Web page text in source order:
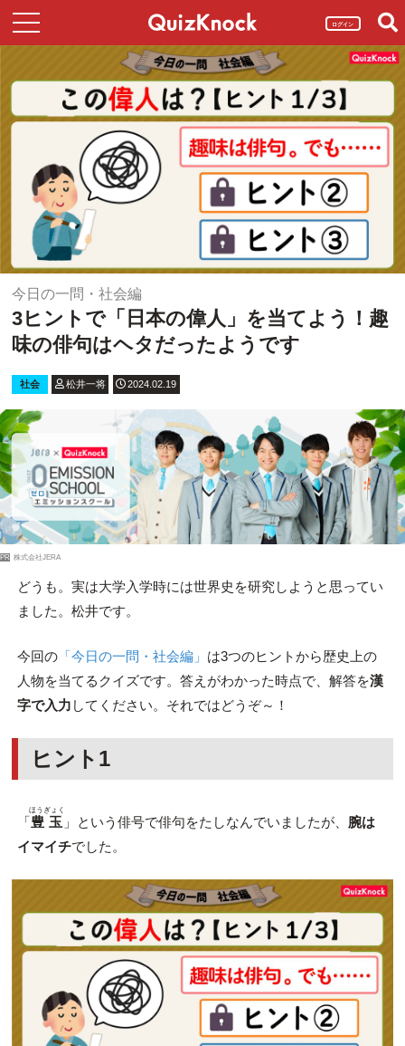
ログイン
今日の一問・社会編
3ヒントで「日本の偉人」を当てよう！趣
味の俳句はヘタだったようです
社会 松井一将 2024.02.19
PR 株式会社JERA
どうも。実は大学入学時には世界史を研究しようと思ってい
ました。松井です。
今回の「今日の一問・社会編」 は3つのヒントから歴史上の
人物を当てるクイズです。答えがわかった時点で、解答を漢
字で入力 してください。それではどうぞ～！
ヒント1
「豊玉
ほうぎょく
」という俳号で俳句をたしなんでいましたが、 腕は
イマイチでした。